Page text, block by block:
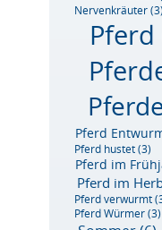
Nervenkräuter(3)
Pferd
Pferd
Pferd hustet(3)
Pferd im
Pferd im
Pferd verwurmt
Pferd Würmer(3)